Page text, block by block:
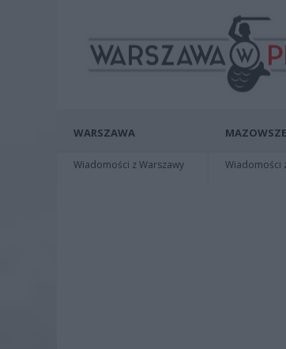
WARSZAWA
Wiadomości z Warszawy
MAZOWSZE
Wiadomości